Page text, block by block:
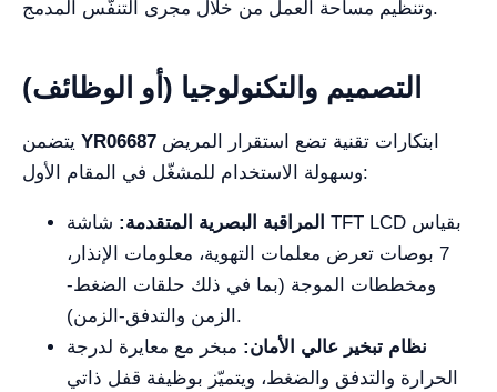
وتنظيم مساحة العمل من خلال مجرى التنفّس المدمج.
التصميم والتكنولوجيا (أو الوظائف)
YR06687
وسهولة الاستخدام للمشغّل في المقام الأول:
المراقبة البصرية المتقدمة: شاشة TFT LCD بقياس
7 بوصات تعرض معلمات التهوية، معلومات الإنذار،
ومخططات الموجة (بما في ذلك حلقات الضغط-
الزمن والتدفق-الزمن).
نظام تبخير عالي الأمان: مبخر مع معايرة لدرجة
الحرارة والتدفق والضغط، ويتميّز بوظيفة قفل ذاتي